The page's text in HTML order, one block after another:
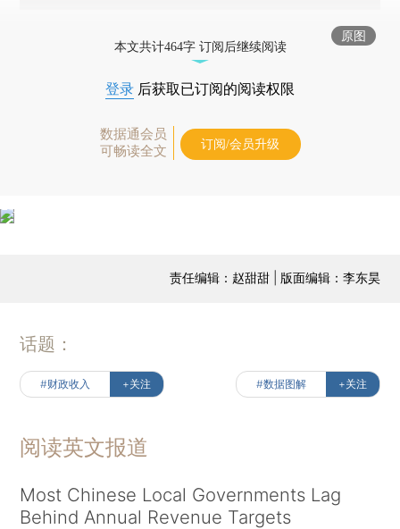
原图
本文共计464字 订阅后继续阅读
登录 后获取已订阅的阅读权限
数据通会员
可畅读全文
订阅/会员升级
责任编辑：赵甜甜 | 版面编辑：李东昊
话题：
#财政收入 +关注 #数据图解 +关注
阅读英文报道
Most Chinese Local Governments Lag
Behind Annual Revenue Targets